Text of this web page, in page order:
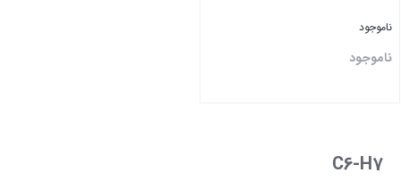
ناموجود
ناموجود
C6-H7